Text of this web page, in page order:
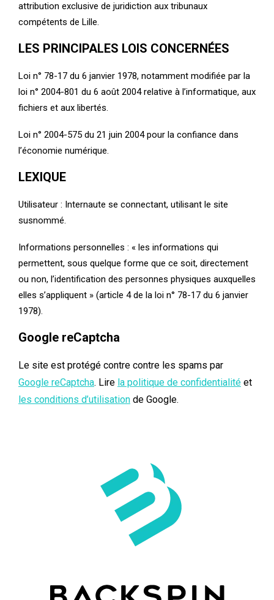
attribution exclusive de juridiction aux tribunaux
compétents de Lille.
LES PRINCIPALES LOIS CONCERNÉES
Loi n° 78-17 du 6 janvier 1978, notamment modifiée par la
loi n° 2004-801 du 6 août 2004 relative à l’informatique, aux
fichiers et aux libertés.
Loi n° 2004-575 du 21 juin 2004 pour la confiance dans
l’économie numérique.
LEXIQUE
Utilisateur : Internaute se connectant, utilisant le site
susnommé.
Informations personnelles : « les informations qui
permettent, sous quelque forme que ce soit, directement
ou non, l’identification des personnes physiques auxquelles
elles s’appliquent » (article 4 de la loi n° 78-17 du 6 janvier
1978).
Google reCaptcha
Le site est protégé contre contre les spams par
Google reCaptcha. Lire la politique de confidentialité et
les conditions d’utilisation de Google.